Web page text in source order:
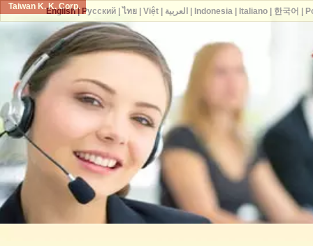
Taiwan K. K. Corp.
English| Русский| ไทย| Việt| العربية Indonesia| Italiano| 한국어